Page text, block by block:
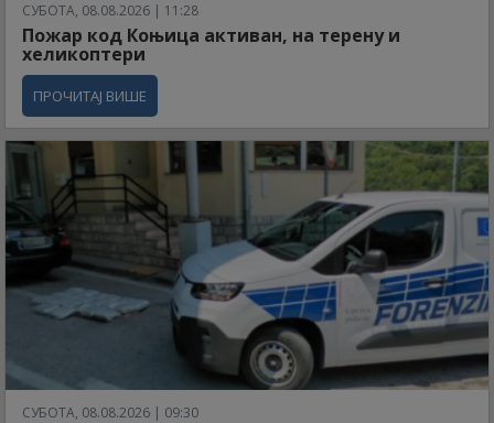
СУБОТА, 08.08.2026 | 11:28
Пожар код Коњица активан, на терену и
хеликоптери
ПРОЧИТАЈ ВИШЕ
СУБОТА, 08.08.2026 | 09:30